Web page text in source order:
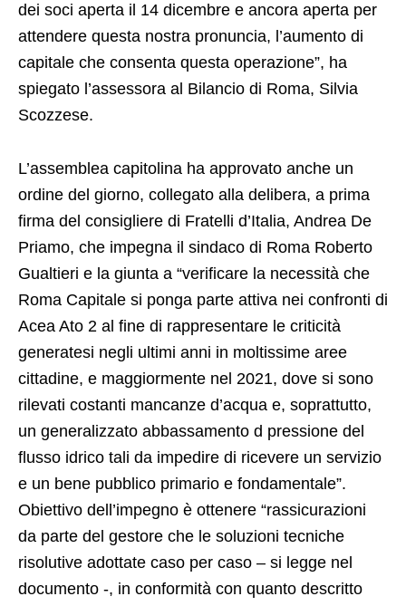
dei soci aperta il 14 dicembre e ancora aperta per
attendere questa nostra pronuncia, l’aumento di
capitale che consenta questa operazione”, ha
spiegato l’assessora al Bilancio di Roma, Silvia
Scozzese.
L’assemblea capitolina ha approvato anche un
ordine del giorno, collegato alla delibera, a prima
firma del consigliere di Fratelli d’Italia, Andrea De
Priamo, che impegna il sindaco di Roma Roberto
Gualtieri e la giunta a “verificare la necessità che
Roma Capitale si ponga parte attiva nei confronti di
Acea Ato 2 al fine di rappresentare le criticità
generatesi negli ultimi anni in moltissime aree
cittadine, e maggiormente nel 2021, dove si sono
rilevati costanti mancanze d’acqua e, soprattutto,
un generalizzato abbassamento d pressione del
flusso idrico tali da impedire di ricevere un servizio
e un bene pubblico primario e fondamentale”.
Obiettivo dell’impegno è ottenere “rassicurazioni
da parte del gestore che le soluzioni tecniche
risolutive adottate caso per caso – si legge nel
documento -, in conformità con quanto descritto